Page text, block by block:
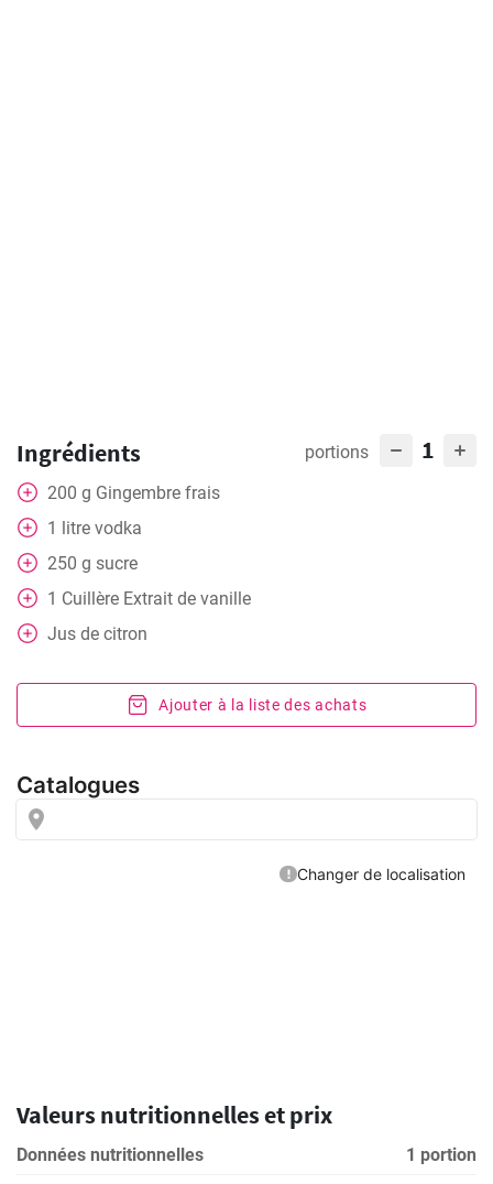
Ingrédients portions 1
200 g Gingembre frais
1 litre vodka
250 g sucre
1 Cuillère Extrait de vanille
Jus de citron
Ajouter à la liste des achats
Valeurs nutritionnelles et prix
Données nutritionnelles
1 portion